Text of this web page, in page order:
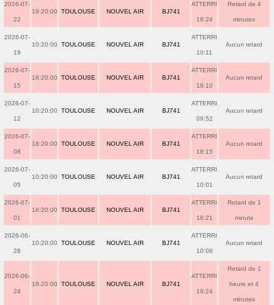
2026-07-
22
18:20:00 TOULOUSE NOUVEL AIR BJ741
ATTERRI
18:24
Retard de 4
minutes
2026-07-
19
10:20:00 TOULOUSE NOUVEL AIR BJ741
ATTERRI
10:11
Aucun retard
2026-07-
15
18:20:00 TOULOUSE NOUVEL AIR BJ741
ATTERRI
18:10
Aucun retard
2026-07-
12
10:20:00 TOULOUSE NOUVEL AIR BJ741
ATTERRI
09:52
Aucun retard
2026-07-
08
18:20:00 TOULOUSE NOUVEL AIR BJ741
ATTERRI
18:15
Aucun retard
2026-07-
05
10:20:00 TOULOUSE NOUVEL AIR BJ741
ATTERRI
10:01
Aucun retard
2026-07-
01
18:20:00 TOULOUSE NOUVEL AIR BJ741
ATTERRI
18:21
Retard de 1
minute
2026-06-
28
10:20:00 TOULOUSE NOUVEL AIR BJ741
ATTERRI
10:06
Aucun retard
2026-06-
24
18:20:00 TOULOUSE NOUVEL AIR BJ741
ATTERRI
19:24
Retard de 1
heure et 4
minutes